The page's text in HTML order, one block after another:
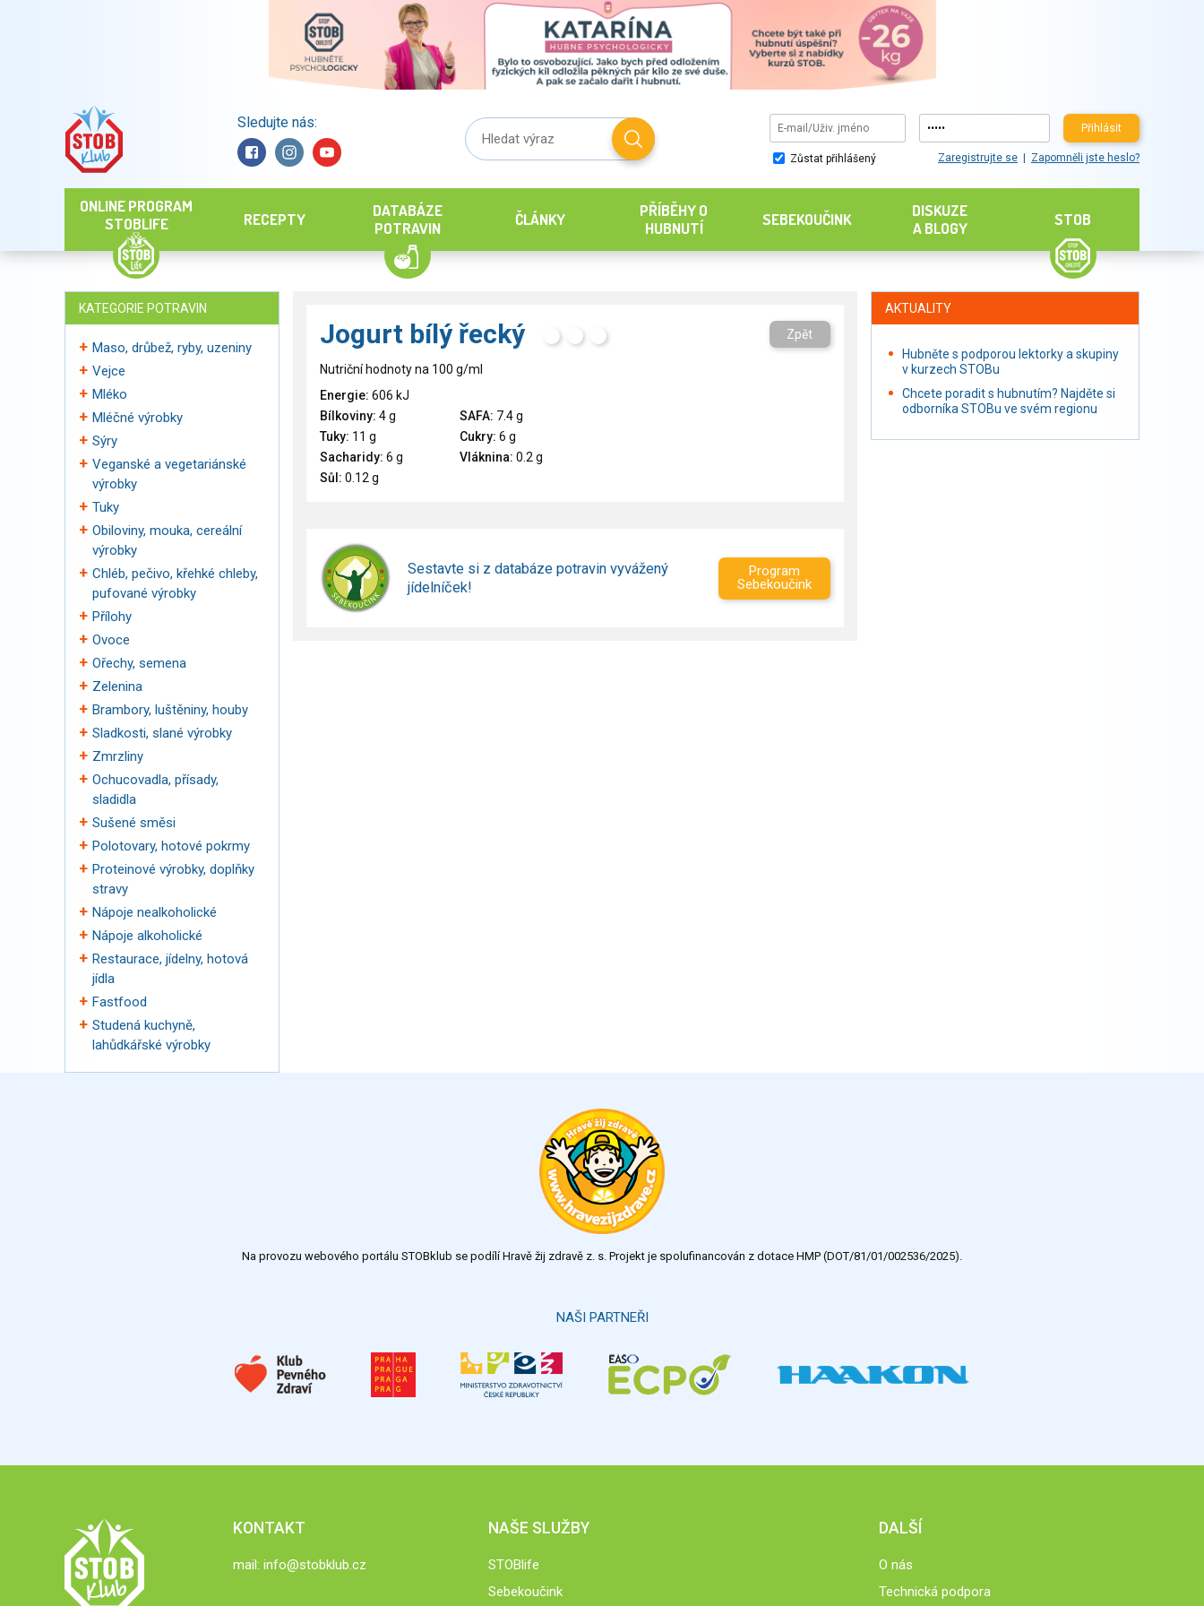
Sledujte nás: Přihlásit
Zůstat přihlášený Zaregistrujte se Zapomněli jste heslo?
ONLINE PROGRAM
STOBLIFE
RECEPTY
DATABÁZE
POTRAVIN
ČLÁNKY
PŘÍBĚHY O
HUBNUTÍ
SEBEKOUČINK
DISKUZE
A BLOGY
STOB
KATEGORIE POTRAVIN
Maso, drůbež, ryby, uzeniny
Vejce
Mléko
Mléčné výrobky
Sýry
Veganské a vegetariánské
výrobky
Tuky
Obiloviny, mouka, cereální
výrobky
Chléb, pečivo, křehké chleby,
pufované výrobky
Přílohy
Ovoce
Ořechy, semena
Zelenina
Brambory, luštěniny, houby
Sladkosti, slané výrobky
Zmrzliny
Ochucovadla, přísady,
sladidla
Sušené směsi
Polotovary, hotové pokrmy
Proteinové výrobky, doplňky
stravy
Nápoje nealkoholické
Nápoje alkoholické
Restaurace, jídelny, hotová
jídla
Fastfood
Studená kuchyně,
lahůdkářské výrobky
Jogurt bílý řecký Zpět
Nutriční hodnoty na 100 g/ml
Energie: 606 kJ
Bílkoviny: 4 g SAFA: 7.4 g
Tuky: 11 g Cukry: 6 g
Sacharidy: 6 g Vláknina: 0.2 g
Sůl: 0.12 g
Sestavte si z databáze potravin vyvážený
jídelníček!
Program
Sebekoučink
AKTUALITY
Hubněte s podporou lektorky a skupiny
v kurzech STOBu
Chcete poradit s hubnutím? Najděte si
odborníka STOBu ve svém regionu
Na provozu webového portálu STOBklub se podílí Hravě žij zdravě z. s. Projekt je spolufinancován z dotace HMP (DOT/81/01/002536/2025).
NAŠI PARTNEŘI
KONTAKT
mail: info@stobklub.cz
NAŠE SLUŽBY
STOBlife
Sebekoučink
DALŠÍ
O nás
Technická podpora